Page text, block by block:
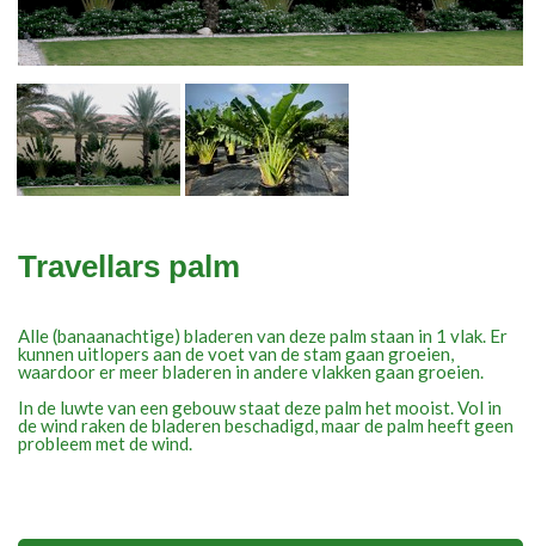
Travellars palm
Alle (banaanachtige) bladeren van deze palm staan in 1 vlak. Er
kunnen uitlopers aan de voet van de stam gaan groeien,
waardoor er meer bladeren in andere vlakken gaan groeien.
In de luwte van een gebouw staat deze palm het mooist. Vol in
de wind raken de bladeren beschadigd, maar de palm heeft geen
probleem met de wind.